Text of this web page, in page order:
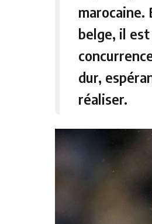
marocaine.
belge, il
dur,
réaliser.